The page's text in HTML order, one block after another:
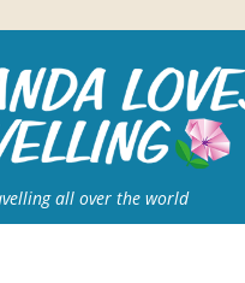
all over the world